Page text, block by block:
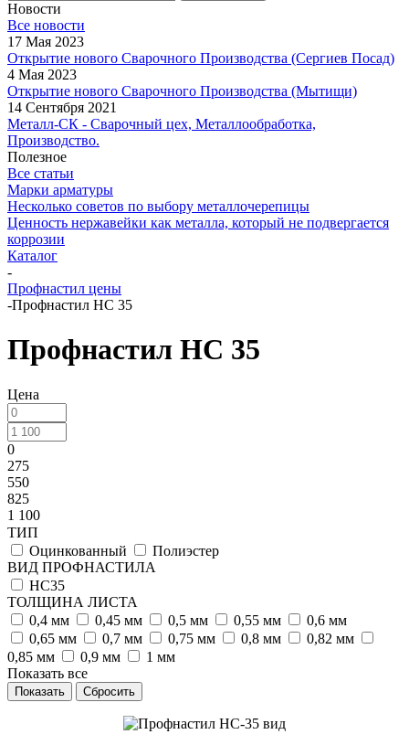
Новости
Все новости
17 Мая 2023
Открытие нового Сварочного Производства (Сергиев Посад)
4 Мая 2023
Открытие нового Сварочного Производства (Мытищи)
14 Сентября 2021
Металл-СК - Сварочный цех, Металлообработка,
Производство.
Полезное
Все статьи
Марки арматуры
Несколько советов по выбору металлочерепицы
Ценность нержавейки как металла, который не подвергается
коррозии
Каталог
-
Профнастил цены
-Профнастил НС 35
Профнастил НС 35
Цена
0
275
550
825
1 100
ТИП
Оцинкованный
Полиэстер
ВИД ПРОФНАСТИЛА
НС35
ТОЛЩИНА ЛИСТА
0,4 мм
0,45 мм 0,5 мм 0,55 мм
0,6 мм
0,65 мм
0,7 мм 0,75 мм 0,8 мм
0,82 мм
0,85 мм
0,9 мм
1 мм
Показать все
Сбросить